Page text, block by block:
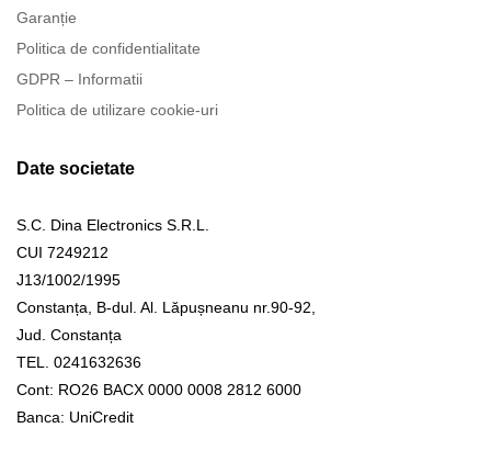
Garanție
Politica de confidentialitate
GDPR – Informatii
Politica de utilizare cookie-uri
Date societate
S.C. Dina Electronics S.R.L.
CUI 7249212
J13/1002/1995
Constanța, B-dul. Al. Lăpușneanu nr.90-92,
Jud. Constanța
TEL. 0241632636
Cont: RO26 BACX 0000 0008 2812 6000
Banca: UniCredit